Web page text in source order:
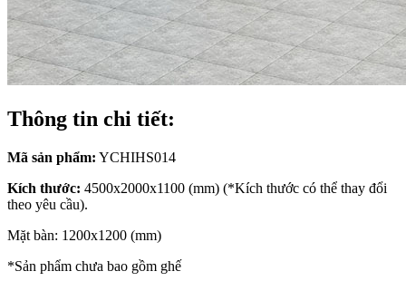
Thông tin chi tiết:
Mã sản phẩm: YCHIHS014
Kích thước: 4500x2000x1100 (mm) (*Kích thước có thể thay đổi
theo yêu cầu).
Mặt bàn: 1200x1200 (mm)
*Sản phẩm chưa bao gồm ghế